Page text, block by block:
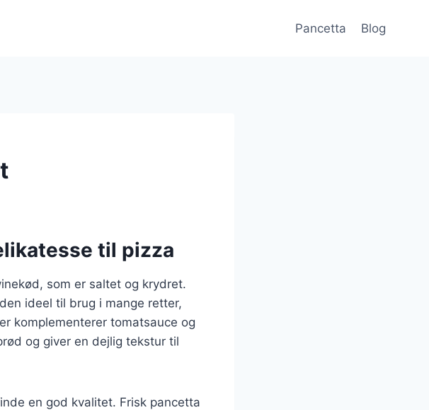
Pancetta Blog
til pizza
som er saltet og krydret.
ideel til brug i mange retter,
komplementerer tomatsauce og
og giver en dejlig tekstur til
en god kvalitet. Frisk pancetta